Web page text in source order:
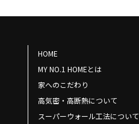
HOME
MY NO.1 HOMEとは
家へのこだわり
高気密・高断熱について
スーパーウォール工法について